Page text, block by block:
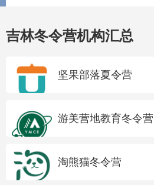
吉林冬令营机构汇总
坚果部落夏令营
游美营地教育冬令营
淘熊猫冬令营